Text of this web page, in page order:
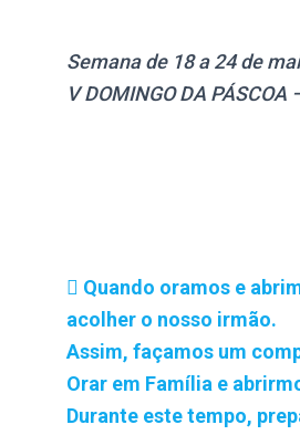
Semana de 18 a 24 de
V DOMINGO DA PÁSCOA
Quando oramos e
acolher o nosso irmão.
Assim, façamos um
Orar em Família e
Durante este tempo,